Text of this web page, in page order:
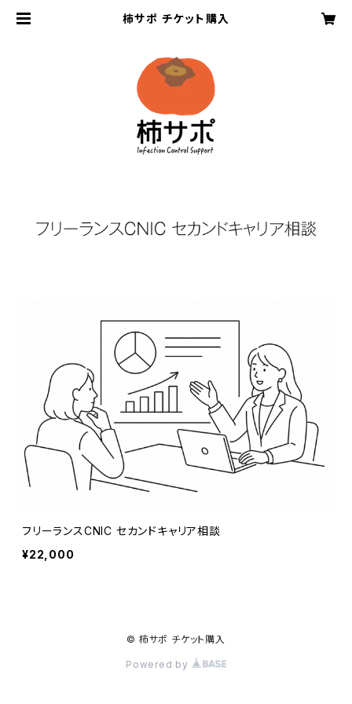
柿サポ チケット購入
フリーランスCNIC セカンドキャリア相談
¥22,000
© 柿サポ チケット購入
Powered by